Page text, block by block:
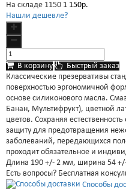
На складе 1150 1 150р.
Нашли дешевле?
В корзину
Быстрый заказ
Классические презервативы
поверхностью эргономичной
основе силиконового масла.
Банан, Мультифрукт), цветной
цветов. Сохраняя
защиту для предотвращения
заболеваний, передающихся
проходит обязательное и
Длина 190 +/- 2 мм, ширина 54
Есть вопросы? Бесплатная
Способы